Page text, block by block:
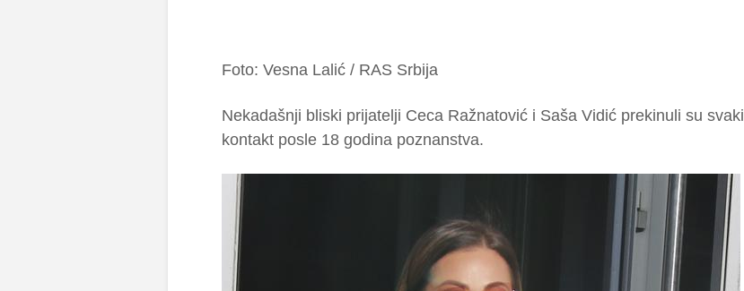
Foto: Vesna Lalić / RAS Srbija
Nekadašnji bliski prijatelji Ceca Ražnatović i Saša Vidić prekinuli su svaki
kontakt posle 18 godina poznanstva.